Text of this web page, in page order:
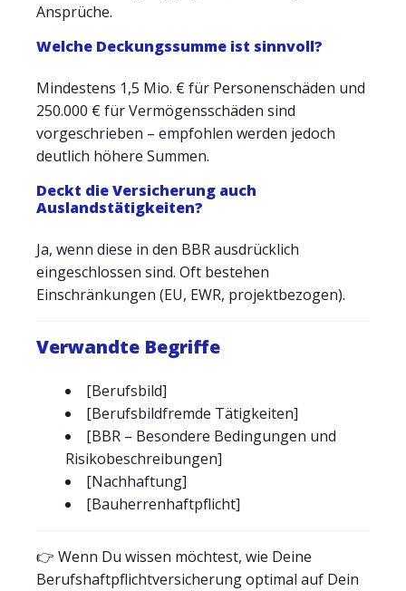
Ansprüche.
Welche Deckungssumme ist sinnvoll?
Mindestens 1,5 Mio. € für Personenschäden und
250.000 € für Vermögensschäden sind
vorgeschrieben – empfohlen werden jedoch
deutlich höhere Summen.
Deckt die Versicherung auch
Auslandstätigkeiten?
Ja, wenn diese in den BBR ausdrücklich
eingeschlossen sind. Oft bestehen
Einschränkungen (EU, EWR, projektbezogen).
Verwandte Begriffe
[Berufsbild]
[Berufsbildfremde Tätigkeiten]
[BBR – Besondere Bedingungen und
Risikobeschreibungen]
[Nachhaftung]
[Bauherrenhaftpflicht]
👉 Wenn Du wissen möchtest, wie Deine
Berufshaftpflichtversicherung optimal auf Dein